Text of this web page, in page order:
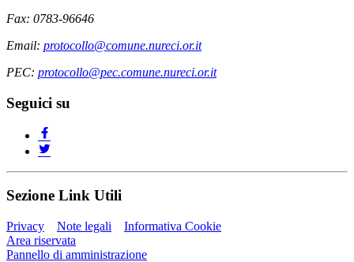
Fax: 0783-96646
Email: protocollo@comune.nureci.or.it
PEC: protocollo@pec.comune.nureci.or.it
Seguici su
Sezione Link Utili
Privacy Note legali
Informativa Cookie
Area riservata
Pannello di amministrazione